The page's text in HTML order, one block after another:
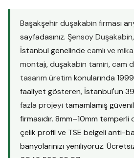
Başakşehir duşakabin firması
sayfadasınız. Şensoy Duşakabin
İstanbul genelinde camlı ve
montajı,duşakabin tamiri,cam
tasarım üretim konularında
faaliyet gösteren, İstanbul'un
fazla projeyi tamamlamış
firmasıdır. 8mm–10mm temperli
çelik profil ve TSE belgeli anti-
banyolarınızı yeniliyoruz.